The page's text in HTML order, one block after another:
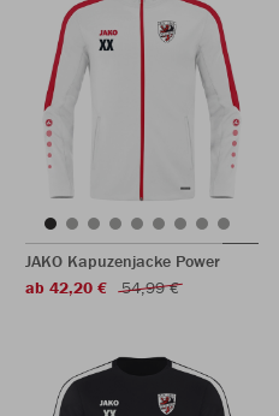
JAKO Kapuzenjacke Power
ab 42,20 €
54,99 €